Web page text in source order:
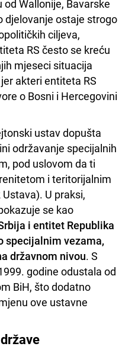
Wallonije, Bavarske
djelovanje ostaje strogo
ciljeva,
RS često se kreću
mjeseci situacija
akteri entiteta RS
o Bosni i Hercegovini
ustav dopušta
održavanje specijalnih
pod uslovom da ti
i teritorijalnim
U praksi,
se kao
i entitet Republika
specijalnim vezama,
državnom nivou. S
godine odustala od
BiH, što dodatno
ove ustavne